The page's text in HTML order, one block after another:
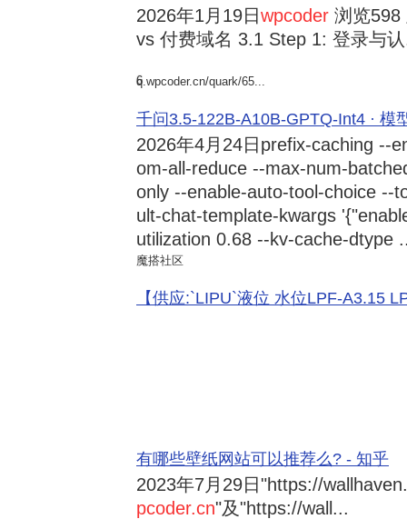
2026年1月19日wpcoder 浏览598
vs 付费域名 3.1 Step 1: 登录与
6
q.wpcoder.cn/quark/65...
千问3.5-122B-A10B-GPTQ-Int4 · 模
2026年4月24日 prefix-caching --
om-all-reduce --max-num-
only --enable-auto-tool-choice --
ult-chat-template-kwargs
utilization 0.68 --kv-cache-dtype
魔搭社区
【供应:`LIPU`液位 水位LPF-A3.15
有哪些壁纸网站可以推荐么? - 知乎
2023年7月29日 "https://
pcoder.cn"及"https://wall...